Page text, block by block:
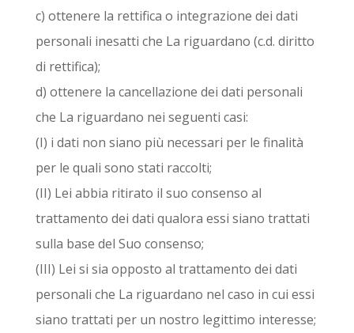
c) ottenere la rettifica o integrazione dei dati
personali inesatti che La riguardano (c.d. diritto
di rettifica);
d) ottenere la cancellazione dei dati personali
che La riguardano nei seguenti casi:
(I) i dati non siano più necessari per le finalità
per le quali sono stati raccolti;
(II) Lei abbia ritirato il suo consenso al
trattamento dei dati qualora essi siano trattati
sulla base del Suo consenso;
(III) Lei si sia opposto al trattamento dei dati
personali che La riguardano nel caso in cui essi
siano trattati per un nostro legittimo interesse;